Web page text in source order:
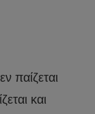
παίζεται
και